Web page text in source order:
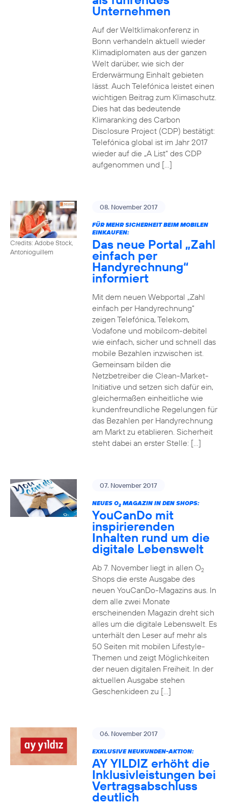
Unternehmen
Auf der Weltklimakonferenz in
Bonn verhandeln aktuell wieder
Klimadiplomaten aus der ganzen
Welt darüber, wie sich der
Erderwärmung Einhalt gebieten
lässt. Auch Telefónica leistet einen
wichtigen Beitrag zum Klimaschutz.
Dies hat das bedeutende
Klimaranking des Carbon
Disclosure Project (CDP) bestätigt:
Telefónica global ist im Jahr 2017
wieder auf die „A List“ des CDP
aufgenommen und […]
Credits: Adobe Stock,
Antonioguillem
08. November 2017
FÜR MEHR SICHERHEIT BEIM MOBILEN
EINKAUFEN:
Das neue Portal „Zahl
einfach per
Handyrechnung“
informiert
Mit dem neuen Webportal „Zahl
einfach per Handyrechnung“
zeigen Telefónica, Telekom,
Vodafone und mobilcom-debitel
wie einfach, sicher und schnell das
mobile Bezahlen inzwischen ist.
Gemeinsam bilden die
Netzbetreiber die Clean-Market-
Initiative und setzen sich dafür ein,
gleichermaßen einheitliche wie
kundenfreundliche Regelungen für
das Bezahlen per Handyrechnung
am Markt zu etablieren. Sicherheit
steht dabei an erster Stelle: […]
07. November 2017
NEUES O2MAGAZIN IN DEN SHOPS:
YouCanDo mit
inspirierenden
Inhalten rund um die
digitale Lebenswelt
Ab 7. November liegt in allen O2
Shops die erste Ausgabe des
neuen YouCanDo-Magazins aus. In
dem alle zwei Monate
erscheinenden Magazin dreht sich
alles um die digitale Lebenswelt. Es
unterhält den Leser auf mehr als
50 Seiten mit mobilen Lifestyle-
Themen und zeigt Möglichkeiten
der neuen digitalen Freiheit. In der
aktuellen Ausgabe stehen
Geschenkideen zu […]
06. November 2017
EXKLUSIVE NEUKUNDEN-AKTION:
AY YILDIZ erhöht die
Inklusivleistungen bei
Vertragsabschluss
deutlich